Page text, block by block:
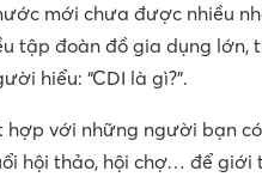
mới chưa được nhiều
tập đoàn đồ gia dụng
hiểu: “CDI là gì?”.
hợp với những người bạn
hội thảo, hội chợ… để giới